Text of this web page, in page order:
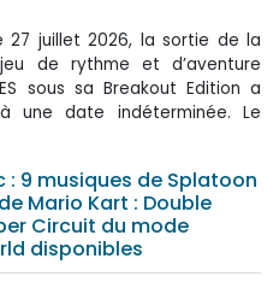
27 juillet 2026, la sortie de la
de rythme et d’aventure
sous sa Breakout Edition a
une date indéterminée. Le
: 9 musiques de Splatoon
Mario Kart : Double
Circuit du mode
disponibles